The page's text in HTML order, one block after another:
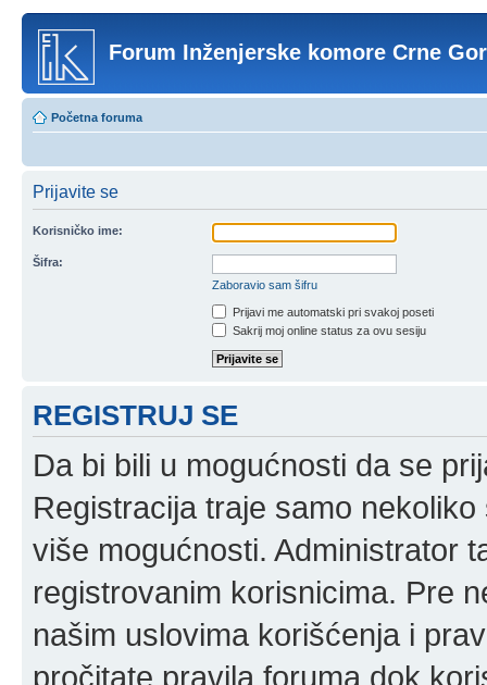
Forum Inženjerske komore Crne
Početna foruma
Prijavite se
Korisničko ime:
Šifra:
Zaboravio sam šifru
Prijavi me automatski pri svakoj poseti
Sakrij moj online status za ovu sesiju
REGISTRUJ SE
Da bi bili u mogućnosti da se
Registracija traje samo
više mogućnosti. Administrator
registrovanim korisnicima. Pre
našim uslovima korišćenja i
pročitate pravila foruma dok